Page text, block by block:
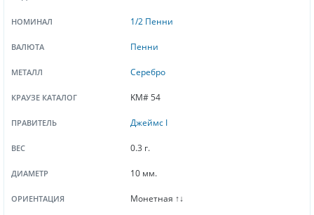
НОМИНАЛ 1/2 Пенни
ВАЛЮТА Пенни
МЕТАЛЛ Серебро
КРАУЗЕ КАТАЛОГ KM# 54
ПРАВИТЕЛЬ Джеймс I
ВЕС 0.3 г.
ДИАМЕТР 10 мм.
ОРИЕНТАЦИЯ Монетная ↑↓